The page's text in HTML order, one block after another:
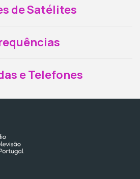
de Satélites
e Telefones